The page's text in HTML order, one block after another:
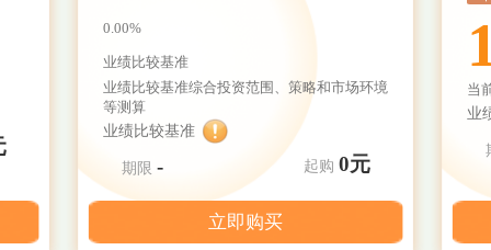
0.00%
业绩比较基准
业绩比较基准综合投资范围、策略和市场环境
等测算
业绩比较基准
期限 - 起购 0元
立即购买
当
业